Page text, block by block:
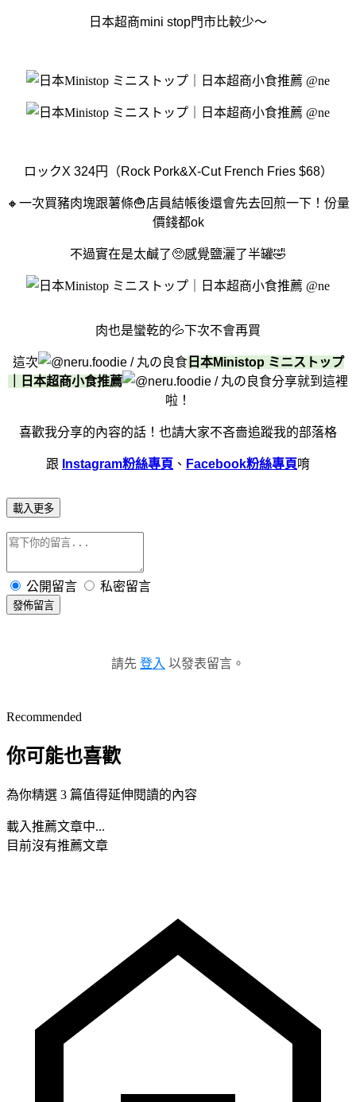
日本超商mini stop門市比較少～
ロックX 324円（Rock Pork&X-Cut French Fries $68）
🔸一次買豬肉塊跟薯條🍟店員結帳後還會先去回煎一下！份量
價錢都ok
不過實在是太鹹了🥺感覺鹽灑了半罐🤣
肉也是蠻乾的💦下次不會再買
這次
日本Ministop ミニストップ
｜日本超商小食推薦
分享就到這裡
啦！
喜歡我分享的內容的話！ 也請大家不吝嗇追蹤我的部落格
跟 Instagram粉絲專頁 、 Facebook粉絲專頁唷
載入更多
公開留言 私密留言
發佈留言
請先 登入 以發表留言。
Recommended
你可能也喜歡
為你精選 3 篇值得延伸閱讀的內容
載入推薦文章中...
目前沒有推薦文章